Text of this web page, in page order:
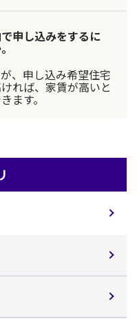
申し込みをするに
、申し込み希望住宅
れば、家賃が高いと
ます。